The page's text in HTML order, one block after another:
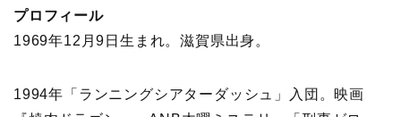
プロフィール
1969年12月9日生まれ。滋賀県出身。
1994年「ランニングシアターダッシュ」入団。映画